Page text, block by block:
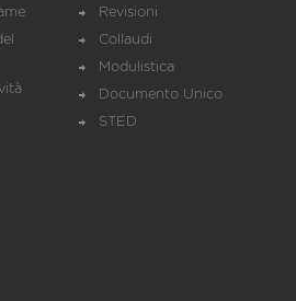
Revisioni
Collaudi
Modulistica
Documento Unico
STED